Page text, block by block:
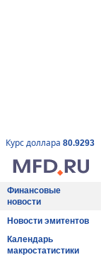
Курс доллара 80.9293
Финансовые
новости
Новости эмитентов
Календарь
макростатистики